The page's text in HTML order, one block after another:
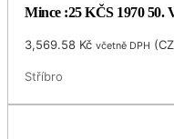
Mince :25 KČS 1970
3,569.58 Kč včetně DPH (
Stříbro